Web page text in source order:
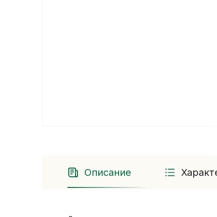
Описание